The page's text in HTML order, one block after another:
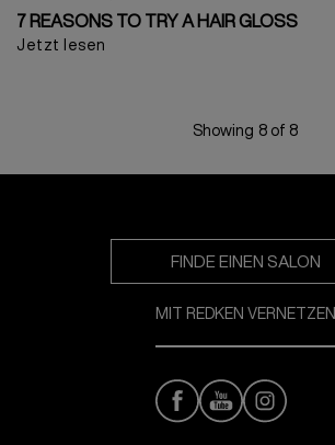
7 REASONS TO TRY A HAIR GLOSS
Jetzt lesen
Showing 8 of 8
FINDE EINEN SALON
MIT REDKEN VERNETZEN